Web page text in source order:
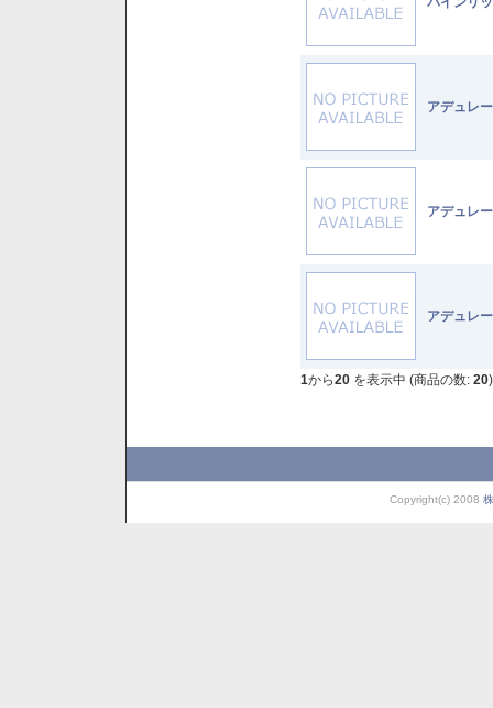
アデュレ
アデュレ
アデュレ
1から20 を表示中 (商品の数: 20)
Copyright(c) 2008